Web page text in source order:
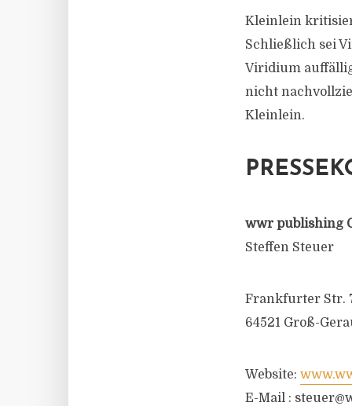
Kleinlein
Schließlich sei
Viridium
nicht
Kleinlein.
wwr publishing
Steffen Steuer
Frankfurter Str.
64521 Groß-
Website:
E-Mail :